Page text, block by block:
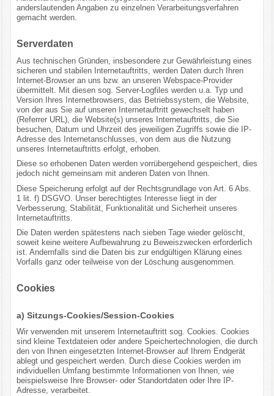
anderslautenden Angaben zu einzelnen Verarbeitungsverfahren
gemacht werden.
Serverdaten
Aus technischen Gründen, insbesondere zur Gewährleistung eines
sicheren und stabilen Internetauftritts, werden Daten durch Ihren
Internet-Browser an uns bzw. an unseren Webspace-Provider
übermittelt. Mit diesen sog. Server-Logfiles werden u.a. Typ und
Version Ihres Internetbrowsers, das Betriebssystem, die Website,
von der aus Sie auf unseren Internetauftritt gewechselt haben
(Referrer URL), die Website(s) unseres Internetauftritts, die Sie
besuchen, Datum und Uhrzeit des jeweiligen Zugriffs sowie die IP-
Adresse des Internetanschlusses, von dem aus die Nutzung
unseres Internetauftritts erfolgt, erhoben.
Diese so erhobenen Daten werden vorrübergehend gespeichert, dies
jedoch nicht gemeinsam mit anderen Daten von Ihnen.
Diese Speicherung erfolgt auf der Rechtsgrundlage von Art. 6 Abs.
1 lit. f) DSGVO. Unser berechtigtes Interesse liegt in der
Verbesserung, Stabilität, Funktionalität und Sicherheit unseres
Internetauftritts.
Die Daten werden spätestens nach sieben Tage wieder gelöscht,
soweit keine weitere Aufbewahrung zu Beweiszwecken erforderlich
ist. Andernfalls sind die Daten bis zur endgültigen Klärung eines
Vorfalls ganz oder teilweise von der Löschung ausgenommen.
Cookies
a) Sitzungs-Cookies/Session-Cookies
Wir verwenden mit unserem Internetauftritt sog. Cookies. Cookies
sind kleine Textdateien oder andere Speichertechnologien, die durch
den von Ihnen eingesetzten Internet-Browser auf Ihrem Endgerät
ablegt und gespeichert werden. Durch diese Cookies werden im
individuellen Umfang bestimmte Informationen von Ihnen, wie
beispielsweise Ihre Browser- oder Standortdaten oder Ihre IP-
Adresse, verarbeitet.